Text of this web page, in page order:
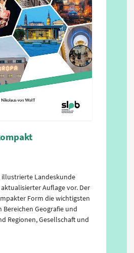
illustrierte Landeskunde
Auflage vor. Der
Form die wichtigsten
Geografie und
Regionen, Gesellschaft und